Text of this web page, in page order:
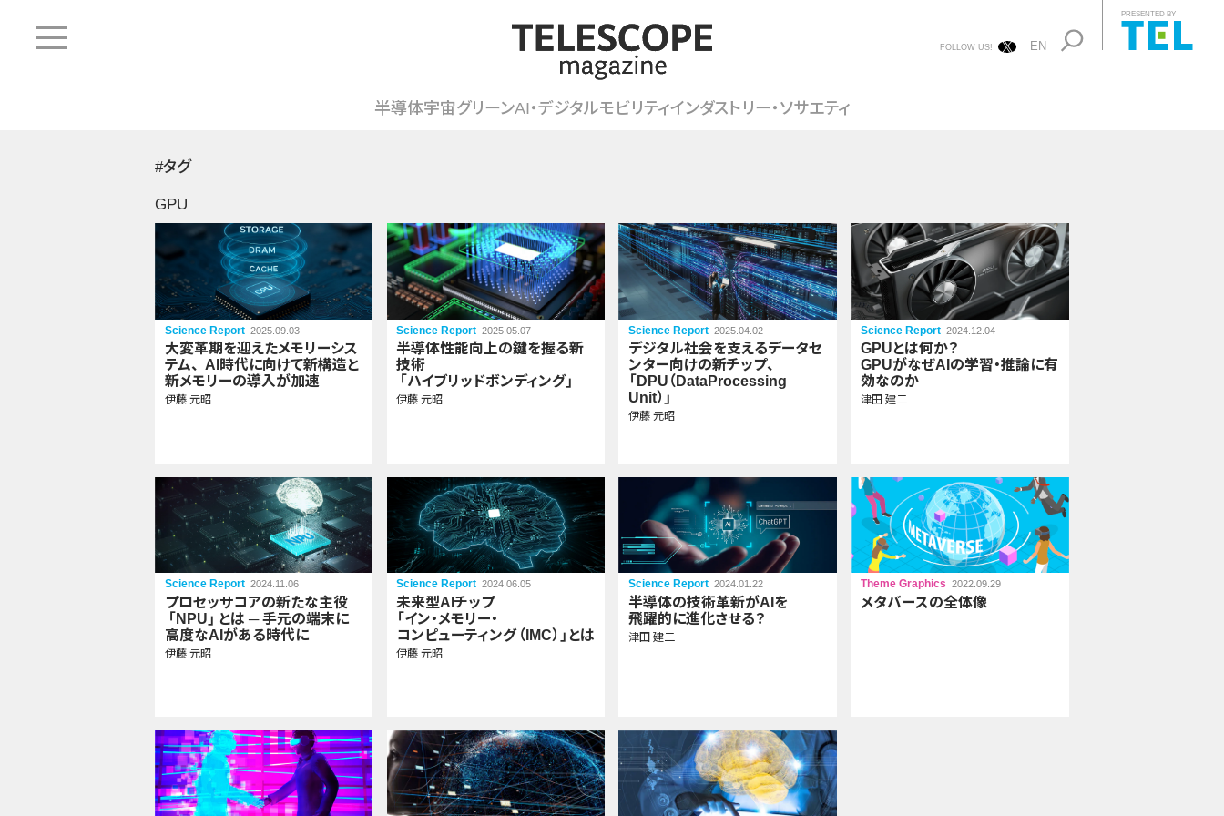
FOLLOW US! EN
PRESENTED BY
半導体宇宙グリーンAI・デジタルモビリティインダストリー・ソサエティ
#タグ
GPU
Science Report 2025.09.03
大変革期を迎えたメモリーシス
テム、
AI時代に向けて新構造と
新メモリーの導入が加速
伊藤 元昭
Science Report 2025.05.07
半導体性能向上の鍵を握る新
技術
「ハイブリッドボンディング」
伊藤 元昭
Science Report 2025.04.02
デジタル社会を支えるデータセ
ンター向けの新チップ、
「DPU（DataProcessing
Unit）」
伊藤 元昭
Science Report 2024.12.04
GPUとは何か？
GPUがなぜAIの学習・推論に有
効なのか
津田 建二
Science Report 2024.11.06
プロセッサコアの新たな主役
「NPU」 とは ─ 手元の端末に
高度なAIがある時代に
伊藤 元昭
Science Report 2024.06.05
未来型AIチップ
「イン・メモリー・
コンピューティング （IMC） 」 とは
伊藤 元昭
Science Report 2024.01.22
半導体の技術革新がAIを
飛躍的に進化させる？
津田 建二
Theme Graphics 2022.09.29
メタバースの全体像